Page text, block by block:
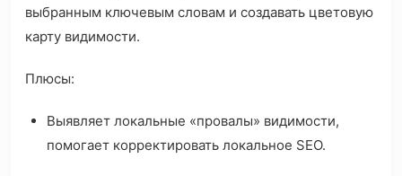
выбранным ключевым словам и создавать цветовую
карту видимости.
Плюсы:
Выявляет локальные «провалы» видимости,
помогает корректировать локальное SEO.